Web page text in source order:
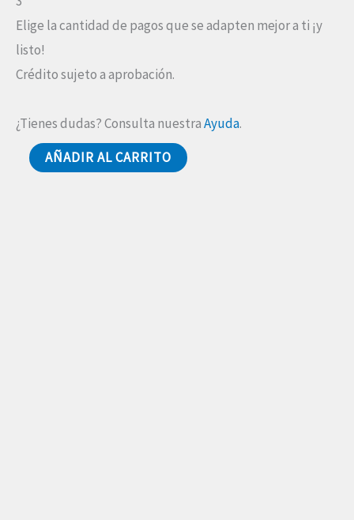
Elige la cantidad de pagos que se adapten mejor a ti ¡y
listo!
Crédito sujeto a aprobación.
¿Tienes dudas? Consulta nuestraAyuda.
AÑADIR AL CARRITO